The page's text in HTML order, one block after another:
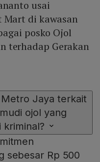
usai
Mart di kawasan
posko Ojol
terhadap Gerakan
Jaya terkait
ojol yang
kriminal?
sebesar Rp 500